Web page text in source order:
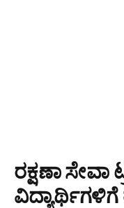
ರಕ್ಷಣಾ ಸೇವಾ